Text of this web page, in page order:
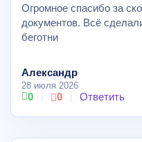
Огромное спасибо за
документов. Всё
беготни
Александр
28 июля 2026
0 0 Ответить